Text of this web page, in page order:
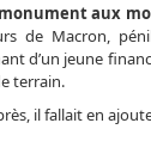
aux
de Macron,
d’un jeune
terrain.
il fallait en